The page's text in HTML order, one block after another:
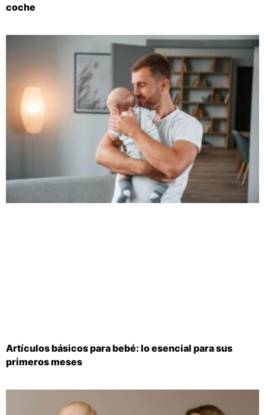
coche
Artículos básicos para bebé: lo esencial para sus
primeros meses